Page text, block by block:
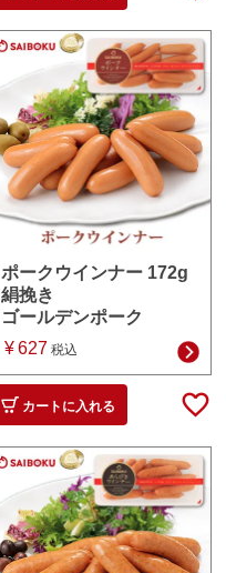
ポークウインナー 172g
絹挽き
ゴールデンポーク
¥627 税込
カートに入れる